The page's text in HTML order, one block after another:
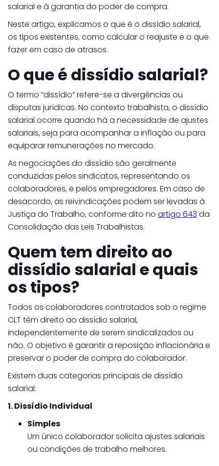
salarial e à garantia do poder de compra.
Neste artigo, explicamos o que é o dissídio salarial,
os tipos existentes, como calcular o reajuste e o que
fazer em caso de atrasos.
O que é dissídio salarial?
O termo “dissídio” refere-se a divergências ou
disputas jurídicas. No contexto trabalhista, o dissídio
salarial ocorre quando há a necessidade de ajustes
salariais, seja para acompanhar a inflação ou para
equiparar remunerações no mercado.
As negociações do dissídio são geralmente
conduzidas pelos sindicatos, representando os
colaboradores, e pelos empregadores. Em caso de
desacordo, as reivindicações podem ser levadas à
Justiça do Trabalho, conforme dito no artigo 643 da
Consolidação das Leis Trabalhistas.
Quem tem direito ao
dissídio salarial e quais
os tipos?
Todos os colaboradores contratados sob o regime
CLT têm direito ao dissídio salarial,
independentemente de serem sindicalizados ou
não. O objetivo é garantir a reposição inflacionária e
preservar o poder de compra do colaborador.
Existem duas categorias principais de dissídio
salarial:
1. Dissídio Individual
Simples
Um único colaborador solicita ajustes salariais
ou condições de trabalho melhores.